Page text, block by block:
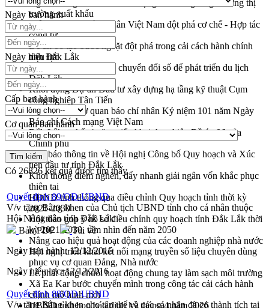
Ngành cá ngừ Đắk Lắk chủ động thích ứng để giữ vững thị
trường xuất khẩu
Diễn đàn Kinh tế tư nhân Việt Nam đột phá cơ chế - Hợp tác
công tư
Đề án 06 tạo bước ngoặt đột phá trong cải cách hành chính
tỉnh Đắk Lắk
Kết nối tour, đẩy mạnh chuyển đổi số để phát triển du lịch
Đắk Lắk
Khởi động Dự án Đầu tư xây dựng hạ tầng kỹ thuật Cụm
công nghiệp Tân Tiến
Gặp mặt các cơ quan báo chí nhân Kỷ niệm 101 năm Ngày
Báo chí Cách mạng Việt Nam
Đắk Lắk sơ kết 4 năm triển khai thực hiện Đề án 06 của
Chính phủ
Họp báo thông tin về Hội nghị Công bố Quy hoạch và Xúc
tiến đầu tư tỉnh Đắk Lắk
Khơi thông điểm nghẽn, đẩy nhanh giải ngân vốn khắc phục
thiên tai
HĐND tỉnh thông qua điều chỉnh Quy hoạch tỉnh thời kỳ
2021-2030
Hội thảo góp ý hồ sơ điều chỉnh quy hoạch tỉnh Đắk Lắk thời
kỳ 2021-2030, tầm nhìn đến năm 2050
Nâng cao hiệu quả hoạt động của các doanh nghiệp nhà nước
Hội nghị triển khai kết nối mạng truyền số liệu chuyên dùng
phục vụ cơ quan Đảng, Nhà nước
Lễ phát động chuỗi hoạt động chung tay làm sạch môi trường
Xã Ea Kar bước chuyển mình trong công tác cải cách hành
chính mô hình mới
UBND tỉnh họp báo định kỳ tháng 4 năm 2026
Ngày ban hành
Ngày hiệu lực
Cấp ban hành
Cơ quan ban hành
Có 26826kết quả được tìm thấy
Quyết định 89/QĐ-UBND
V/v tặng Bằng khen của Chủ tịch UBND tỉnh cho cá nhân thuộc
Hội Nông dân tỉnh Đắk Lắk
Bản PDF
Tải về
Ngày ban hành:12/12/2016
Ngày hiệu lực:12/12/2016
Quyết định 88/QĐ-UBND
V/v tặng Bằng khen cho tập thể và các cá nhân đã có thành tích tại